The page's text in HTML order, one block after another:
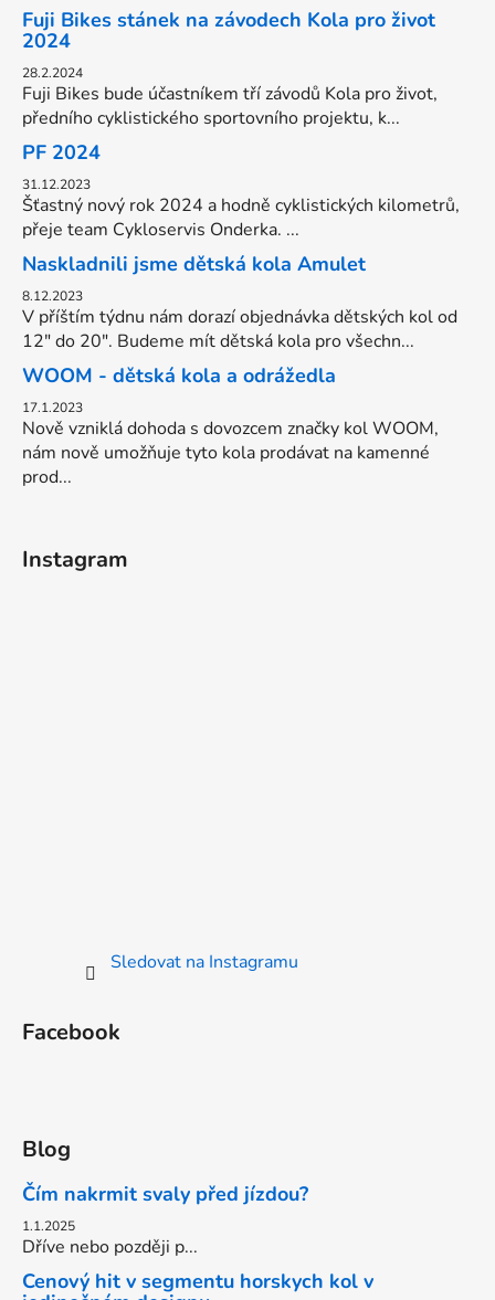
Fuji Bikes stánek na závodech Kola pro život
2024
28.2.2024
Fuji Bikes bude účastníkem tří závodů Kola pro život,
předního cyklistického sportovního projektu, k...
PF 2024
31.12.2023
Šťastný nový rok 2024 a hodně cyklistických kilometrů,
přeje team Cykloservis Onderka. ...
Naskladnili jsme dětská kola Amulet
8.12.2023
V příštím týdnu nám dorazí objednávka dětských kol od
12" do 20". Budeme mít dětská kola pro všechn...
WOOM - dětská kola a odrážedla
17.1.2023
Nově vzniklá dohoda s dovozcem značky kol WOOM,
nám nově umožňuje tyto kola prodávat na kamenné
prod...
Instagram
Sledovat na Instagramu
Facebook
Blog
Čím nakrmit svaly před jízdou?
1.1.2025
Dříve nebo později p...
Cenový hit v segmentu horskych kol v